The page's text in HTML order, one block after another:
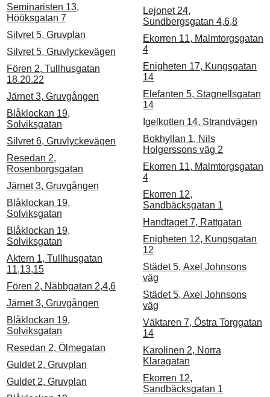
Seminaristen 13,
Hööksgatan 7
Silvret 5, Gruvplan
Silvret 5, Gruvlyckevägen
Fören 2, Tullhusgatan
18.20.22
Järnet 3, Gruvgången
Blåklockan 19,
Solviksgatan
Silvret 6, Gruvlyckevägen
Resedan 2,
Rosenborgsgatan
Järnet 3, Gruvgången
Blåklockan 19,
Solviksgatan
Blåklockan 19,
Solviksgatan
Aktern 1, Tullhusgatan
11,13,15
Fören 2, Näbbgatan 2,4,6
Järnet 3, Gruvgången
Blåklockan 19,
Solviksgatan
Resedan 2, Ölmegatan
Guldet 2, Gruvplan
Guldet 2, Gruvplan
Lejonet 24,
Sundbergsgatan 4,6,8
Ekorren 11, Malmtorgsgatan
4
Enigheten 17, Kungsgatan
14
Elefanten 5, Stagnellsgatan
14
Igelkotten 14, Strandvägen
Bokhyllan 1, Nils
Holgerssons väg 2
Ekorren 11, Malmtorgsgatan
4
Ekorren 12,
Sandbäcksgatan 1
Handtaget 7, Rattgatan
Enigheten 12, Kungsgatan
12
Städet 5, Axel Johnsons
väg
Städet 5, Axel Johnsons
väg
Väktaren 7, Östra Torggatan
14
Karolinen 2, Norra
Klaragatan
Ekorren 12,
Sandbäcksgatan 1